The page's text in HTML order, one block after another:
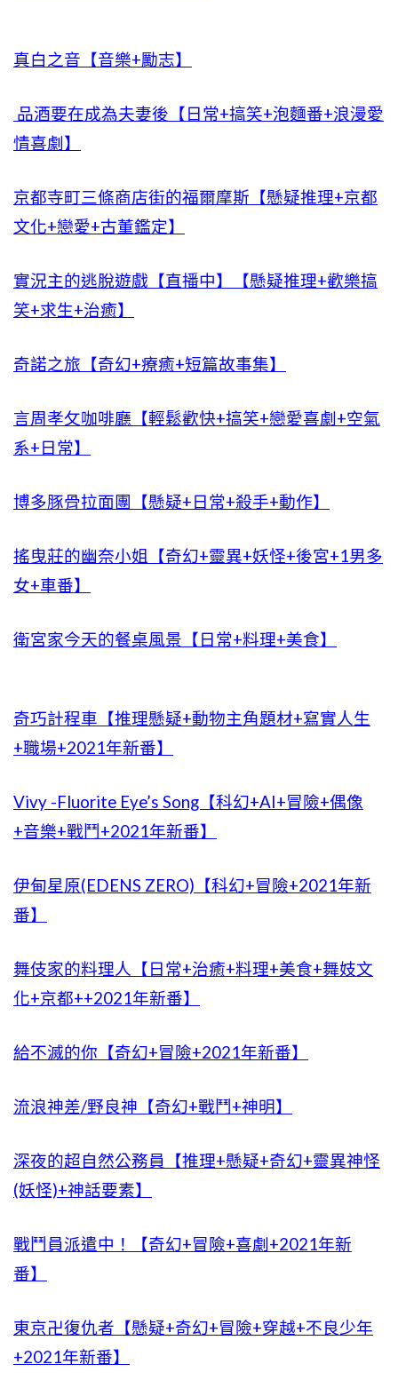
真白之音【音樂+勵志】
品酒要在成為夫妻後【日常+搞笑+泡麵番+浪漫愛
情喜劇】
京都寺町三條商店街的福爾摩斯【懸疑推理+京都
文化+戀愛+古董鑑定】
實況主的逃脫遊戲【直播中】【懸疑推理+歡樂搞
笑+求生+治癒】
奇諾之旅【奇幻+療癒+短篇故事集】
言周孝攵咖啡廳【輕鬆歡快+搞笑+戀愛喜劇+空氣
系+日常】
博多豚骨拉面團【懸疑+日常+殺手+動作】
搖曳莊的幽奈小姐【奇幻+靈異+妖怪+後宮+1男多
女+車番】
衛宮家今天的餐桌風景【日常+料理+美食】
奇巧計程車【推理懸疑+動物主角題材+寫實人生
+職場+2021年新番】
Vivy -Fluorite Eye’s Song【科幻+AI+冒險+偶像
+音樂+戰鬥+2021年新番】
伊甸星原(EDENS ZERO)【科幻+冒險+2021年新
番】
舞伎家的料理人【日常+治癒+料理+美食+舞妓文
化+京都++2021年新番】
給不滅的你【奇幻+冒險+2021年新番】
流浪神差/野良神【奇幻+戰鬥+神明】
深夜的超自然公務員【推理+懸疑+奇幻+靈異神怪
(妖怪)+神話要素】
戰鬥員派遣中！【奇幻+冒險+喜劇+2021年新
番】
東京卍復仇者【懸疑+奇幻+冒險+穿越+不良少年
+2021年新番】